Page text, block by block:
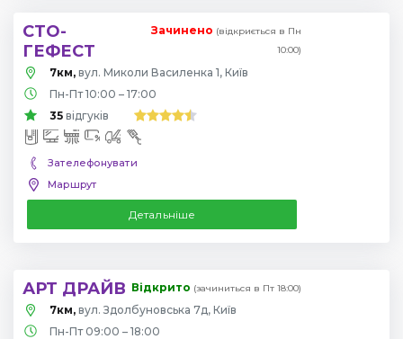
СТО-
ГЕФЕСТ
Зачинено (відкриється в Пн
10:00)
7км, вул. Миколи Василенка 1, Київ
Пн-Пт 10:00 – 17:00
35 відгуків
Зателефонувати
Маршрут
Детальніше
АРТ ДРАЙВ Відкрито (зачиниться в Пт 18:00)
7км, вул. Здолбуновська 7д, Київ
Пн-Пт 09:00 – 18:00